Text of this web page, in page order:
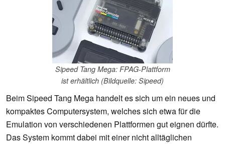
Sipeed Tang Mega: FPAG-Plattform
ist erhältlich (Bildquelle: Sipeed)
Beim Sipeed Tang Mega handelt es sich um ein neues und
kompaktes Computersystem, welches sich etwa für die
Emulation von verschiedenen Plattformen gut eignen dürfte.
Das System kommt dabei mit einer nicht alltäglichen